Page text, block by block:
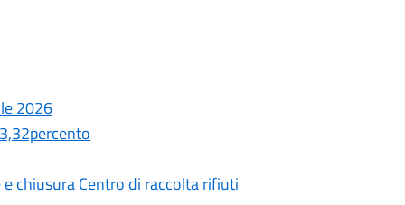
2026
chiusura Centro di raccolta rifiuti